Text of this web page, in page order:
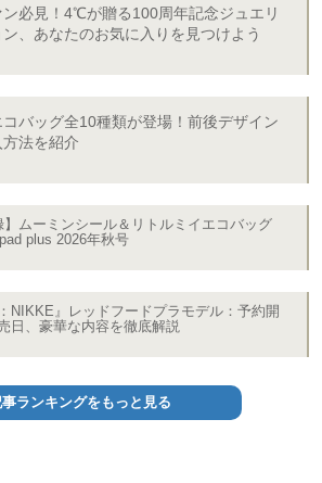
ン必見！4℃が贈る100周年記念ジュエリ
、あなたのお気に入りを見つけよう
バッグ全10種類が登場！前後デザイン
法を紹介
】ムーミンシール＆リトルミイエコバッグ
plus 2026年秋号
NIKKE』レッドフードプラモデル：予約開
日、豪華な内容を徹底解説
ランキングをもっと見る